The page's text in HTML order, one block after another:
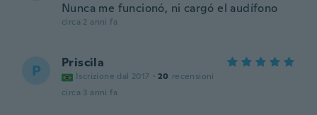
Nunca me funcionó, ni cargó el audífono
circa 2 anni fa
P Priscila
Iscrizione dal 2017 · 20 recensioni
circa 3 anni fa